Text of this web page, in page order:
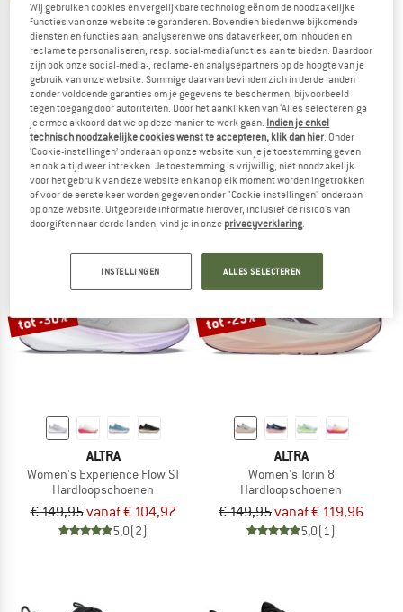
ALTRA
Women's Experience Wild 3+
Trailrunningschoenen
€ 149,95vanaf € 112,46
5,0(1)
ALTRA
Escalante 4
Hardloopschoenen
€ 139,95€ 107,76
4,5(17)
tot -30%
ALTRA
Women's Experience Flow ST
Hardloopschoenen
€ 149,95vanaf € 104,97
5,0(2)
tot -25%
ALTRA
Women's Torin 8
Hardloopschoenen
€ 149,95vanaf € 119,96
5,0(1)
Wij gebruiken cookies en vergelijkbare technologieën om de noodzakelijke
functies van onze website te garanderen. Bovendien bieden we bijkomende
diensten en functies aan, analyseren we ons dataverkeer, om inhouden en
reclame te personaliseren, resp. social-mediafuncties aan te bieden. Daardoor
zijn ook onze social-media-, reclame- en analysepartners op de hoogte van je
gebruik van onze website. Sommige daarvan bevinden zich in derde landen
zonder voldoende garanties om je gegevens te beschermen, bijvoorbeeld
tegen toegang door autoriteiten. Door het aanklikken van ‘Alles selecteren’ ga
je ermee akkoord dat we op deze manier te werk gaan. Indien je enkel
technisch noodzakelijke cookies wenst te accepteren, klik dan hier. Onder
‘Cookie-instellingen’ onderaan op onze website kun je je toestemming geven
en ook altijd weer intrekken. Je toestemming is vrijwillig, niet noodzakelijk
voor het gebruik van deze website en kan op elk moment worden ingetrokken
of voor de eerste keer worden gegeven onder "Cookie-instellingen" onderaan
op onze website. Uitgebreide informatie hierover, inclusief de risico's van
doorgiften naar derde landen, vind je in onze privacyverklaring.
INSTELLINGEN ALLES SELECTEREN